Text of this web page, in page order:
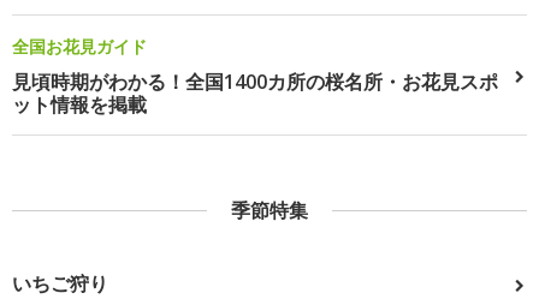
全国お花見ガイド
見頃時期がわかる！全国1400カ所の桜名所・お花見スポ
ット情報を掲載
季節特集
いちご狩り